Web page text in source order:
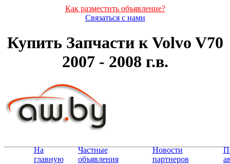
Как разместить объявление?
Связаться с нами
Купить Запчасти к Volvo V70
2007 - 2008 г.в.
На
главную
Частные
объявления
Новости
партнеров